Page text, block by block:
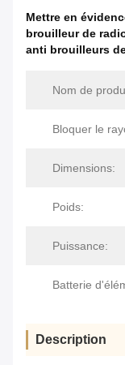
Mettre en
brouilleur de
anti brouilleurs
Nom de
Bloquer le
Dimensions:
Poids:
Puissance:
Batterie
Description